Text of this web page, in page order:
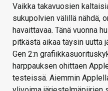
Vaikka takavuosien
sukupolvien välillä nähdä,
havaittavaa. Tänä vuonna
pitkästä aikaa täysin uutta
Gen 2:n
harppauksen ohittaen
testeissä. Aiemmin